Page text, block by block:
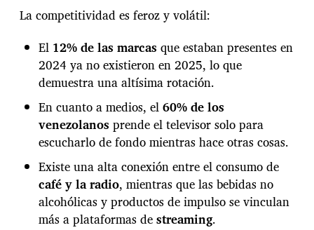
La competitividad es feroz y volátil:
El 12% de las marcas que estaban presentes en
2024 ya no existieron en 2025, lo que
demuestra una altísima rotación.
En cuanto a medios, el60% de los
venezolanos prende el televisor solo para
escucharlo de fondo mientras hace otras cosas.
Existe una alta conexión entre el consumo de
café y la radio, mientras que las bebidas no
alcohólicas y productos de impulso se vinculan
más a plataformas destreaming.